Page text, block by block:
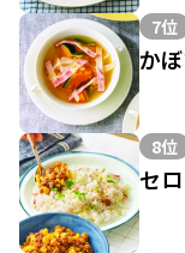
7位
か
8位
セ